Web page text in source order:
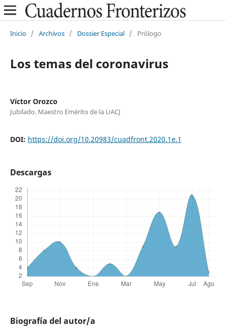
Inicio / Archivos / Dossier Especial / Prólogo
Los temas del coronavirus
Víctor Orozco
Jubilado. Maestro Emérito de la UACJ
DOI: https://doi.org/10.20983/cuadfront.2020.1e.1
Descargas
Biografía del autor/a